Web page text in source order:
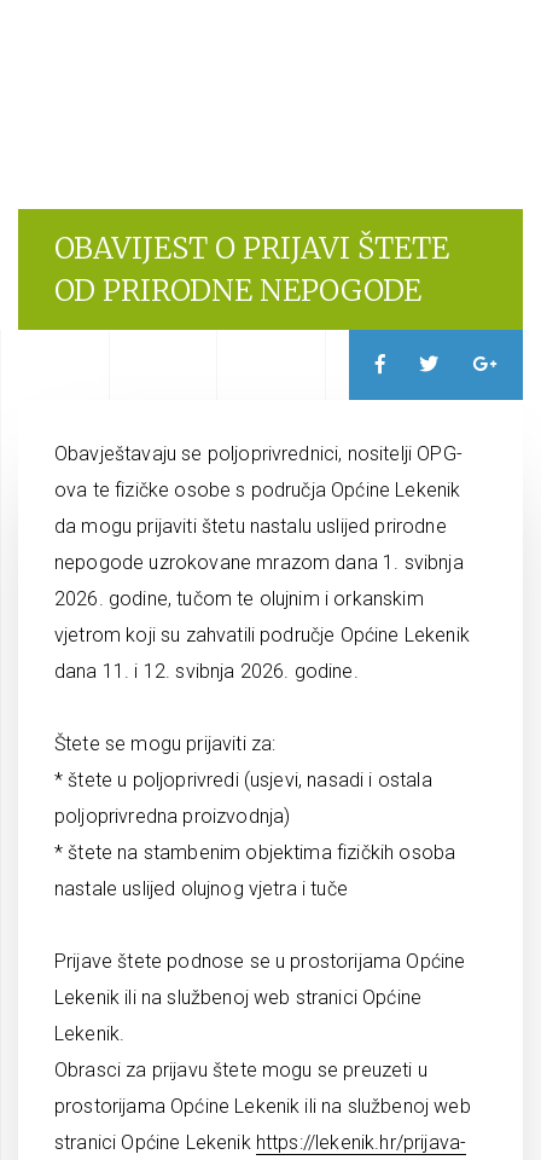
OBAVIJEST O PRIJAVI ŠTETE
OD PRIRODNE NEPOGODE
Obavještavaju se poljoprivrednici, nositelji OPG-
ova te fizičke osobe s područja Općine Lekenik
da mogu prijaviti štetu nastalu uslijed prirodne
nepogode uzrokovane mrazom dana 1. svibnja
2026. godine, tučom te olujnim i orkanskim
vjetrom koji su zahvatili područje Općine Lekenik
dana 11. i 12. svibnja 2026. godine.
Štete se mogu prijaviti za:
* štete u poljoprivredi (usjevi, nasadi i ostala
poljoprivredna proizvodnja)
* štete na stambenim objektima fizičkih osoba
nastale uslijed olujnog vjetra i tuče
Prijave štete podnose se u prostorijama Općine
Lekenik ili na službenoj web stranici Općine
Lekenik.
Obrasci za prijavu štete mogu se preuzeti u
prostorijama Općine Lekenik ili na službenoj web
stranici Općine Lekenik https://lekenik.hr/prijava-